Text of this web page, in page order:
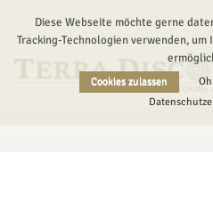
Diese Webseite möchte gerne
Tracking-Technologien verwenden,
Cookies zulassen